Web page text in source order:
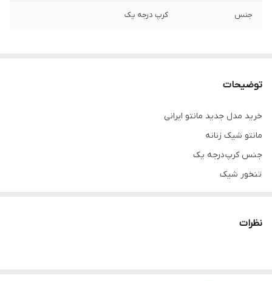
جنس کرپ درجه یک
توضیحات
خرید مدل جدید مانتو ایرانی
مانتو شیک زنانه
جنس کرپ درجه یک
تنخور شیک
نظرات